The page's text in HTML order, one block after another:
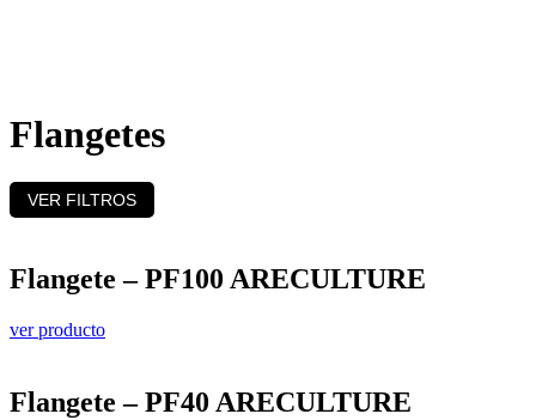
Flangetes
VER FILTROS
Flangete – PF100 ARECULTURE
ver producto
Flangete – PF40 ARECULTURE